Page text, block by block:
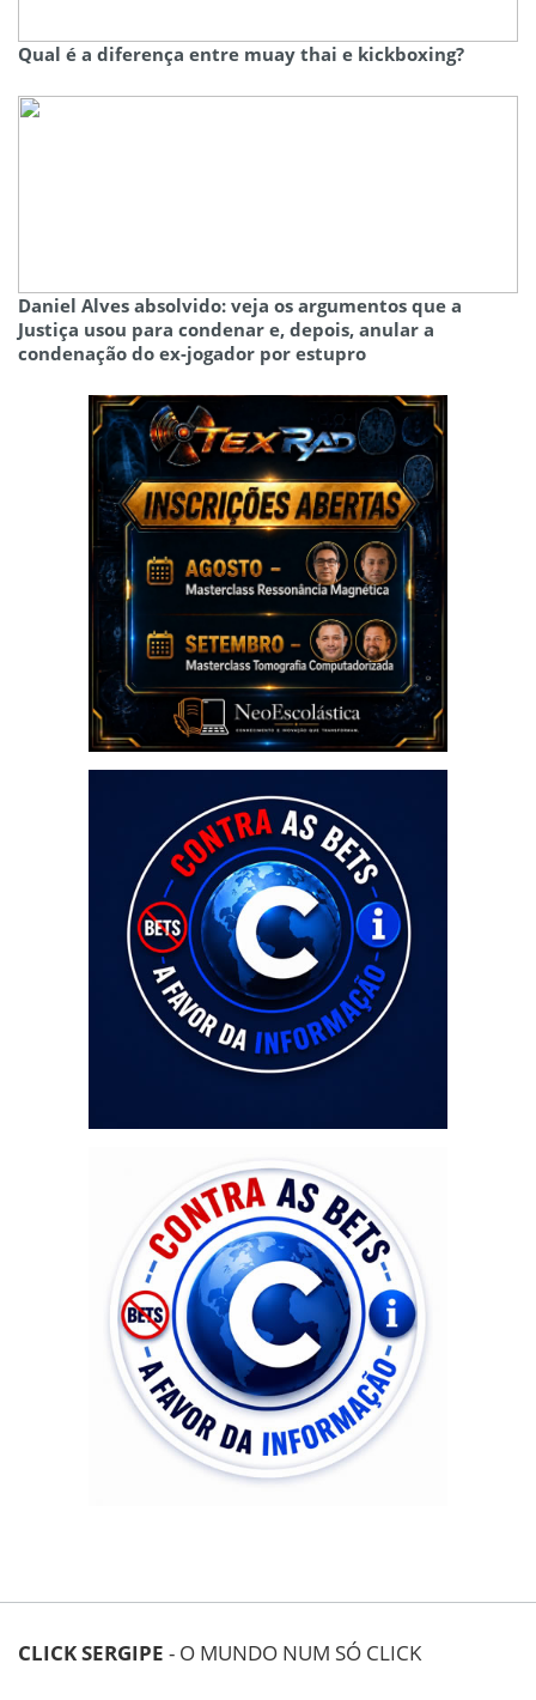
Qual é a diferença entre muay thai e kickboxing?
Daniel Alves absolvido: veja os argumentos que a
Justiça usou para condenar e, depois, anular a
condenação do ex-jogador por estupro
CLICK SERGIPE - O MUNDO NUM SÓ CLICK